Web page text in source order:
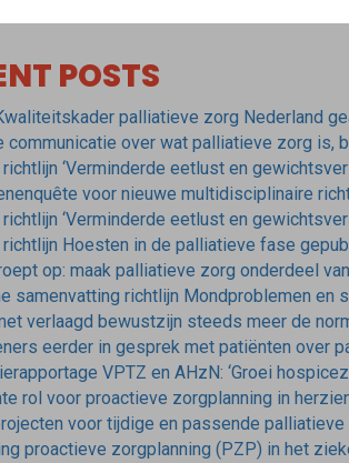
POSTS
palliatieve zorg Nederland
communicatie over wat palliatieve zorg is,
richtlijn ‘Verminderde eetlust en
voor nieuwe multidisciplinaire
richtlijn ‘Verminderde eetlust en
richtlijn Hoesten in de palliatieve fase
op: maak palliatieve zorg onderdeel
samenvatting richtlijn Mondproblemen en
verlaagd bewustzijn steeds meer de
eerder in gesprek met patiënten over
VPTZ en AHzN: ‘Groei
rol voor proactieve zorgplanning in
voor tijdige en passende
proactieve zorgplanning (PZP) in het